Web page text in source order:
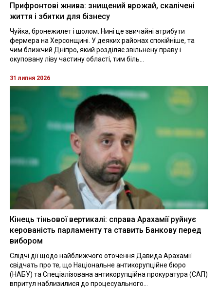
Прифронтові жнива: знищений врожай, скалічені
життя і збитки для бізнесу
Чуйка, бронежилет і шолом. Нині це звичайні атрибути
фермера на Херсонщині. У деяких районах спокійніше, та
чим ближчий Дніпро, який розділяє звільнену праву і
окуповану ліву частину області, тим біль...
31 липня 2026
Кінець тіньової вертикалі: справа Арахамії руйнує
керованість парламенту та ставить Банкову перед
вибором
Слідчі дії щодо найближчого оточення Давида Арахамії
свідчать про те, що Національне антикорупційне бюро
(НАБУ) та Спеціалізована антикорупційна прокуратура (САП)
впритул наблизилися до процесуального...